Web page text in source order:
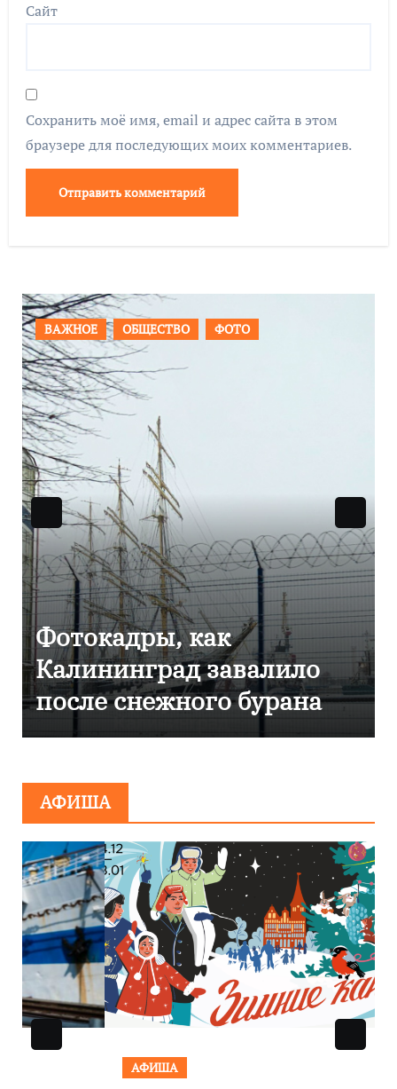
Сайт
Сохранить моё имя, email и адрес сайта в этом
браузере для последующих моих комментариев.
ПРОИСШЕСТВИЯ ФОТО
Фоторепортаж как в
Калининграде
эвакуировали ТЦ из-за
сообщения о
АФИША